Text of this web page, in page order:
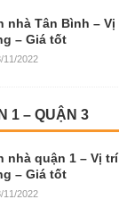
nhà Tân Bình –
– Giá tốt
11/2022
1 – QUẬN 3
nhà quận 1 – Vị
– Giá tốt
11/2022